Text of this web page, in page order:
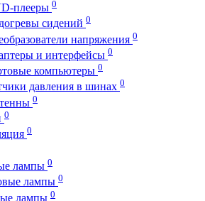
плееры 0
сидений 0
напряжения 0
и интерфейсы 0
компьютеры 0
давления в шинах 0
0
0
0
лампы 0
лампы 0
лампы 0